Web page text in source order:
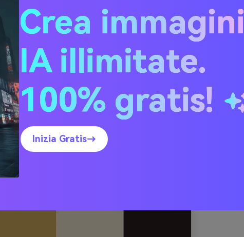
Mille e una
HEX)
Crea immagini
IA illimitate.
100% gratis!
Inizia Gratis→